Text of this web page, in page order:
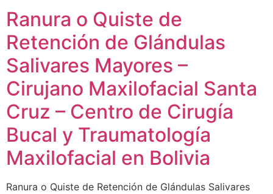
Ranura o Quiste de
Retención de Glándulas
Salivares Mayores –
Cirujano Maxilofacial Santa
Cruz – Centro de Cirugía
Bucal y Traumatología
Maxilofacial en Bolivia
Ranura o Quiste de Retención de Glándulas Salivares